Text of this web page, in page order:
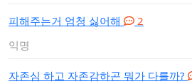
피해주는거 엄청 싫어해
2
익명
자존심 하고 자존감하곤 뭐가 다를까?